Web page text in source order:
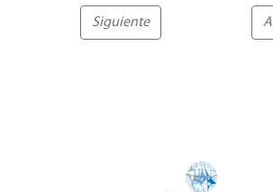
Siguiente